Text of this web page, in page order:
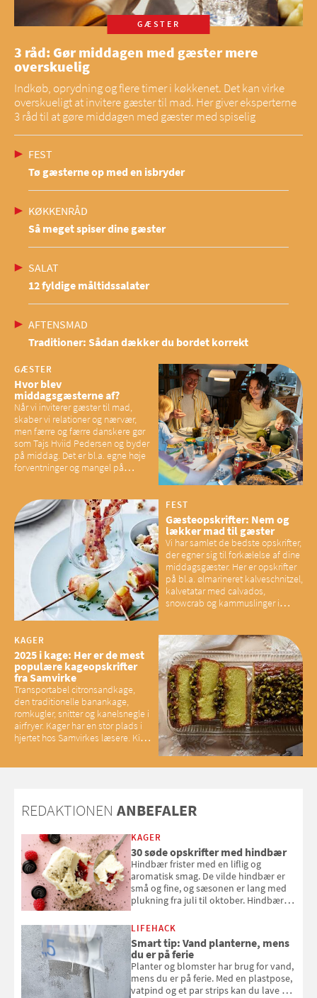
GÆSTER
3 råd: Gør middagen med gæster mere
overskuelig
Indkøb, oprydning og flere timer i køkkenet. Det kan virke
overskueligt at invitere gæster til mad. Her giver eksperterne
3 råd til at gøre middagen med gæster med spiselig
FEST
Tø gæsterne op med en isbryder
KØKKENRÅD
Så meget spiser dine gæster
SALAT
12 fyldige måltidssalater
AFTENSMAD
Traditioner: Sådan dækker du bordet korrekt
GÆSTER
Hvor blev
middagsgæsterne af?
Når vi inviterer gæster til mad,
skaber vi relationer og nærvær,
men færre og færre danskere gør
som Tajs Hviid Pedersen og byder
på middag. Det er bl.a. egne høje
forventninger og mangel på
have konsekvenser for vores
sociale fællesskaber
FEST
Gæsteopskrifter: Nem og
lækker mad til gæster
Vi har samlet de bedste opskrifter,
der egner sig til forkælelse af dine
middagsgæster. Her er opskrifter
på bl.a. ølmarineret kalveschnitzel,
kalvetatar med calvados,
snowcrab og kammuslinger i
KAGER
2025 i kage: Her er de mest
populære kageopskrifter
fra Samvirke
Transportabel citronsandkage,
den traditionelle banankage,
romkugler, snitter og kanelsnegle i
airfryer. Kager har en stor plads i
hjertet hos Samvirkes læsere. Kig
REDAKTIONEN ANBEFALER
KAGER
30 søde opskrifter med hindbær
Hindbær frister med en liflig og
aromatisk smag. De vilde hindbær er
små og fine, og sæsonen er lang med
plukning fra juli til oktober. Hindbær
kan bruge dine hindbær i alt fra
bagværk og salater til is og syltning.
LIFEHACK
Smart tip: Vand planterne, mens
du er på ferie
Planter og blomster har brug for vand,
mens du er på ferie. Med en plastpose,
vatpind og et par strips kan du lave dit